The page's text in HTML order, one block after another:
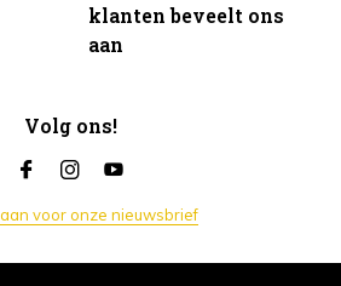
klanten beveelt ons
aan
Volg ons!
voor onze nieuwsbrief